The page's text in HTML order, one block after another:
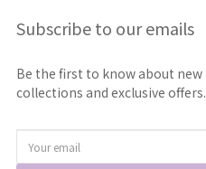
Subscribe to our emails
Be the first to know about new
collections and exclusive offers.